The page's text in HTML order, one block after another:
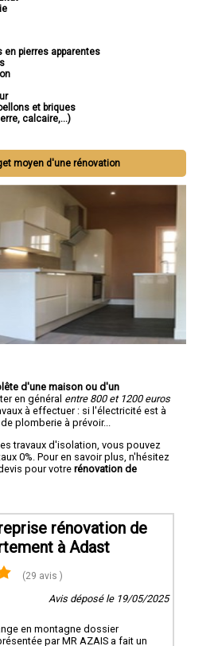
en pierres apparentes
et briques
calcaire,...)
moyen d'une rénovation
d'une maison ou d'un
en général entre 800 et 1200 euros
à effectuer : si l'électricité est à
plomberie à prévoir...
travaux d'isolation, vous pouvez
0%. Pour en savoir plus, n'hésitez
pour votre rénovation de
rénovation de
à Adast
(29 avis )
Avis déposé le 19/05/2025
en montagne dossier
par MR AZAIS a fait un